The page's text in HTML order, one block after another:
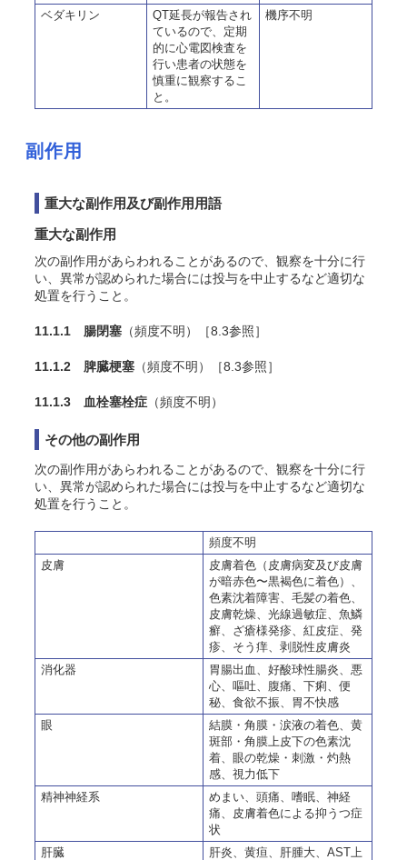
ベダキリン
QT延長が報告され
ているので、定期
的に心電図検査を
行い患者の状態を
慎重に観察するこ
と。
機序不明
副作用
重大な副作用及び副作用用語
重大な副作用
次の副作用があらわれることがあるので、観察を十分に行
い、異常が認められた場合には投与を中止するなど適切な
処置を行うこと。
11.1.1 腸閉塞 （頻度不明）［8.3参照］
11.1.2 脾臓梗塞 （頻度不明）［8.3参照］
11.1.3 血栓塞栓症 （頻度不明）
その他の副作用
次の副作用があらわれることがあるので、観察を十分に行
い、異常が認められた場合には投与を中止するなど適切な
処置を行うこと。
頻度不明
皮膚
皮膚着色（皮膚病変及び皮膚
が暗赤色〜黒褐色に着色）、
色素沈着障害、毛髪の着色、
皮膚乾燥、光線過敏症、魚鱗
癬、 ざ瘡様発疹、紅皮症、発
疹、 そう 痒、剥脱性皮膚炎
消化器
胃腸出血、好酸球性腸炎、悪
心、嘔吐、腹痛、下痢、便
秘、食欲不振、胃不快感
眼
結膜・角膜・涙液の着色、黄
斑部・角膜上皮下の色素沈
着、眼の乾燥・刺激・灼熱
感、視力低下
精神神経系
めまい、頭痛、嗜眠、神経
痛、皮膚着色による抑うつ症
状
肝臓
肝炎、黄疸、肝腫大、AST上